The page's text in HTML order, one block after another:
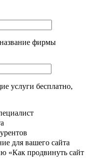
фирмы
услуги бесплатно,
для вашего сайта
«Как продвинуть сайт